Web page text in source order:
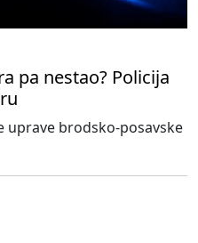
pa nestao? Policija
uprave brodsko-posavske